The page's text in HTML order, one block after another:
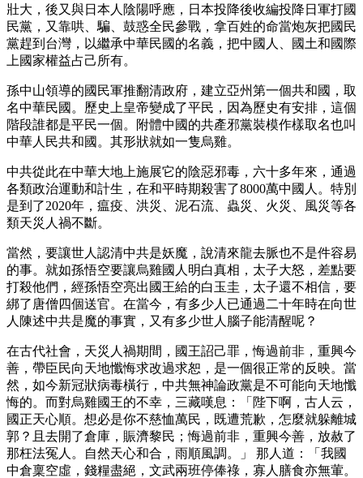
壯大，後又與日本人陰陽呼應，日本投降後收編投降日軍打國
民黨，又靠哄、騙、鼓惑全民參戰，拿百姓的命當炮灰把國民
黨趕到台灣，以繼承中華民國的名義，把中國人、國土和國際
上國家權益占己所有。
孫中山領導的國民軍推翻清政府，建立亞州第一個共和國，取
名中華民國。歷史上皇帝變成了平民，因為歷史有安排，這個
階段誰都是平民一個。附體中國的共產邪黨裝模作樣取名也叫
中華人民共和國。其形狀就如一隻烏雞。
中共從此在中華大地上施展它的陰惡邪毒，六十多年來，通過
各類政治運動和計生，在和平時期殺害了8000萬中國人。特別
是到了2020年，瘟疫、洪災、泥石流、蟲災、火災、風災等各
類天災人禍不斷。
當然，要讓世人認清中共是妖魔，說清來龍去脈也不是件容易
的事。就如孫悟空要讓烏雞國人明白真相，太子大怒，差點要
打殺他們，經孫悟空亮出國王給的白玉圭，太子還不相信，要
綁了唐僧四個送官。在當今，有多少人已通過二十年時在向世
人陳述中共是魔的事實，又有多少世人腦子能清醒呢？
在古代社會，天災人禍期間，國王詔己罪，悔過前非，重興今
善，帶臣民向天地懺悔求改過求恕，是一個很正常的反映。當
然，如今新冠狀病毒橫行，中共無神論政黨是不可能向天地懺
悔的。而對烏雞國王的不幸，三藏嘆息：「陛下啊，古人云，
國正天心順。想必是你不慈恤萬民，既遭荒歉，怎麼就躲離城
郭？且去開了倉庫，賑濟黎民；悔過前非，重興今善，放赦了
那枉法冤人。自然天心和合，雨順風調。」 那人道：「我國
中倉稟空虛，錢糧盡絕，文武兩班停俸祿，寡人膳食亦無葷。